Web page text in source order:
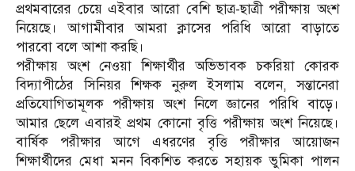
প্রথমবারের চেয়ে এইবার আরো বেশি ছাত্র-ছাত্রী পরীক্ষায় অংশ
নিয়েছে। আগামীবার আমরা ক্লাসের পরিধি আরো বাড়াতে
পারবো বলে আশা করছি।
পরীক্ষায় অংশ নেওয়া শিক্ষার্থীর অভিভাবক চকরিয়া কোরক
বিদ্যাপীঠের সিনিয়র শিক্ষক নুরুল ইসলাম বলেন, সন্তানেরা
প্রতিযোগিতামূলক পরীক্ষায় অংশ নিলে জ্ঞানের পরিধি বাড়ে।
আমার ছেলে এবারই প্রথম কোনো বৃত্তি পরীক্ষায় অংশ নিয়েছে।
বার্ষিক পরীক্ষার আগে এধরণের বৃত্তি পরীক্ষার আয়োজন
শিক্ষার্থীদের মেধা মনন বিকশিত করতে সহায়ক ভুমিকা পালন